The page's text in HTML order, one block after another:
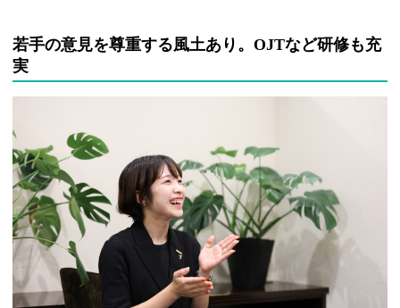
若手の意見を尊重する風土あり。OJTなど研修も充
実